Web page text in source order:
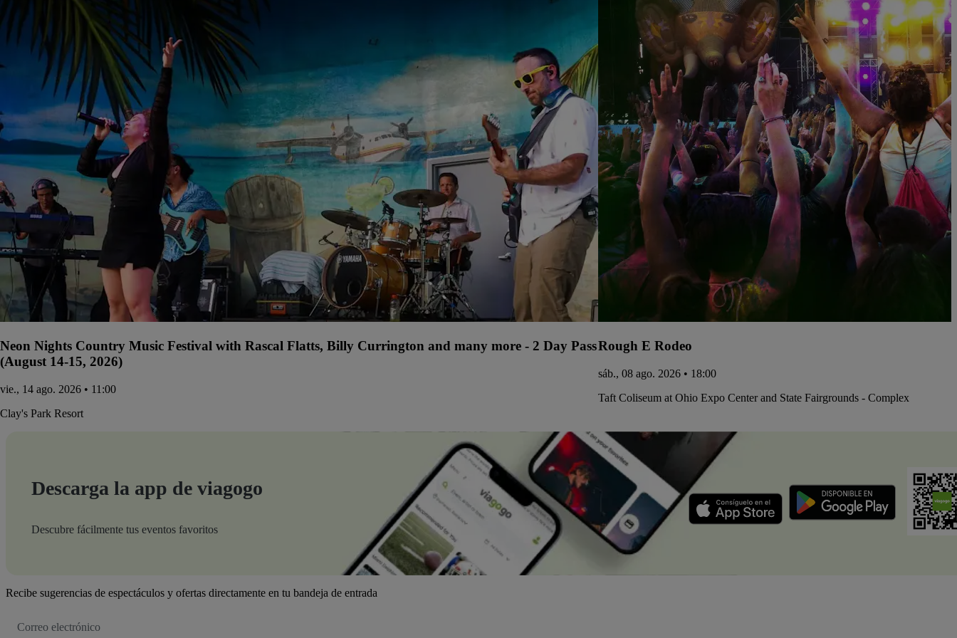
Neon Nights Country Music Festival with Rascal Flatts, Billy Currington and many more - 2 Day Pass
(August 14-15, 2026)
vie., 14 ago. 2026 • 11:00
Clay's Park Resort
Rough E Rodeo
sáb., 08 ago. 2026 • 18:00
Taft Coliseum at Ohio Expo Center and State Fairgrounds - Complex
Descarga la app de viagogo
Descubre fácilmente tus eventos favoritos
Recibe sugerencias de espectáculos y ofertas directamente en tu bandeja de entrada
de